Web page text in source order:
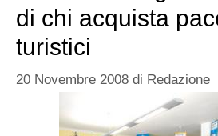
di chi acquista
turistici
20 Novembre 2008 di Redazione